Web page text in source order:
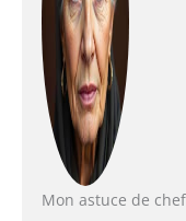
Mon astuce de chef